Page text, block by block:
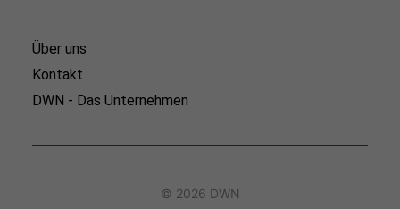
Über uns
Kontakt
DWN - Das Unternehmen
© 2026 DWN